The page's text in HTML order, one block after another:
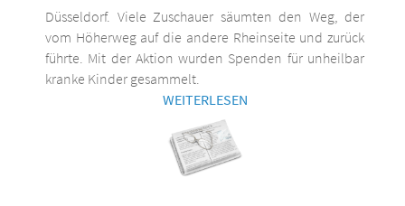
Düsseldorf. Viele Zuschauer säumten den Weg, der
vom Höherweg auf die andere Rheinseite und zurück
führte. Mit der Aktion wurden Spenden für unheilbar
kranke Kinder gesammelt.
WEITERLESEN